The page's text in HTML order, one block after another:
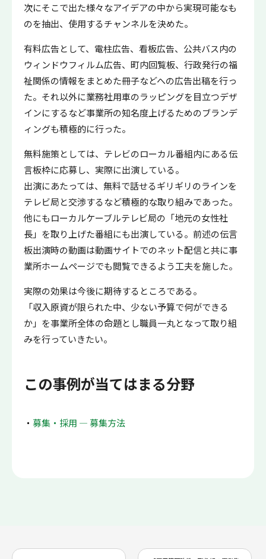
次にそこで出た様々なアイデアの中から実現可能なも
のを抽出、使用するチャンネルを決めた。
有料広告として、電柱広告、看板広告、公共バス内の
ウィンドウフィルム広告、町内回覧板、行政発行の福
祉関係の情報をまとめた冊子などへの広告出稿を行っ
た。それ以外に業務社用車のラッピングを目立つデザ
インにするなど事業所の知名度上げるためのブランデ
ィングも積極的に行った。
無料施策としては、テレビのローカル番組内にある伝
言板枠に応募し、実際に出演している。
出演にあたっては、無料で話せるギリギリのラインを
テレビ局と交渉するなど積極的な取り組みであった。
他にもローカルケーブルテレビ局の「地元の女性社
長」を取り上げた番組にも出演している。前述の伝言
板出演時の動画は動画サイトでのネット配信と共に事
業所ホームページでも閲覧できるよう工夫を施した。
実際の効果は今後に期待するところである。
「収入原資が限られた中、少ない予算で何ができる
か」を事業所全体の命題とし職員一丸となって取り組
みを行っていきたい。
この事例が当てはまる分野
募集・採用 ― 募集方法